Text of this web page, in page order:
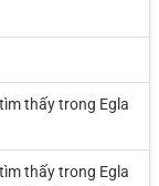
thấy trong Egla
thấy trong Egla